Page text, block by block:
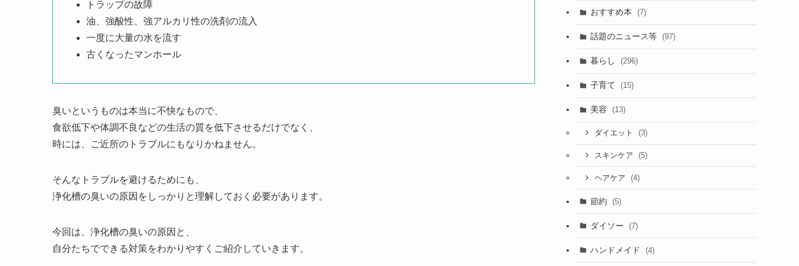
トラップの故障
油、強酸性、強アルカリ性の洗剤の流入
一度に大量の水を流す
古くなったマンホール
臭いというものは本当に不快なもので、
食欲低下や体調不良などの生活の質を低下させるだけでなく、
時には、ご近所のトラブルにもなりかねません。
そんなトラブルを避けるためにも、
浄化槽の臭いの原因をしっかりと理解しておく必要があります。
今回は、浄化槽の臭いの原因と、
自分たちでできる対策をわかりやすくご紹介していきます。
おすすめ本 (7)
話題のニュース等 (97)
暮らし (296)
子育て (15)
美容 (13)
ダイエット (3)
スキンケア (5)
ヘアケア (4)
節約 (5)
ダイソー (7)
ハンドメイド (4)